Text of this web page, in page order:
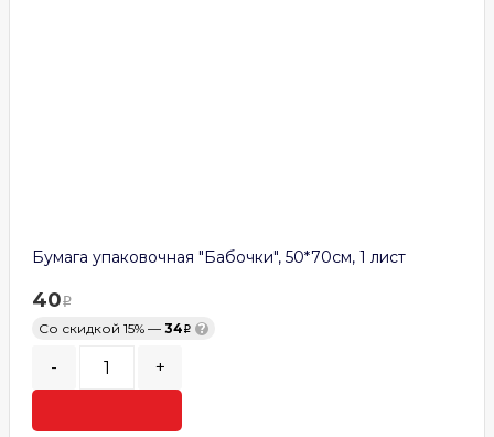
Бумага упаковочная "Бабочки", 50*70см, 1 лист
40
Со скидкой 15% — 34 ?
- +